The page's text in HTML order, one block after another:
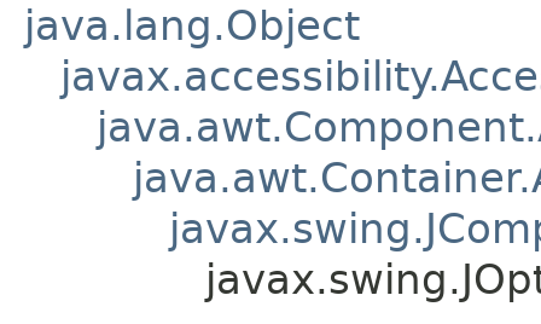
java.lang.Object